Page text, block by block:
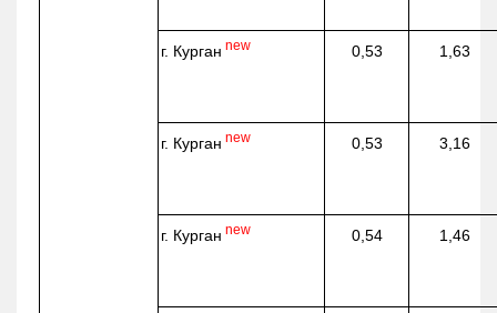
г. Курган new 0,53 1,63
г. Курган new 0,53 3,16
г. Курган new 0,54 1,46